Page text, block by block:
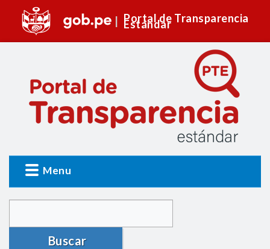
Portal de Transparencia
Estándar
Menu
Buscar